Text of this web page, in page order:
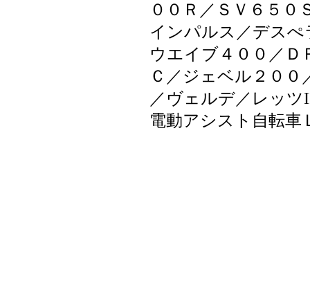
００Ｒ／ＳＶ６５０
インパルス／デス
ウエイブ４００／Ｄ
Ｃ／ジェベル２０
／ヴェルデ／レッ
電動アシスト自転車